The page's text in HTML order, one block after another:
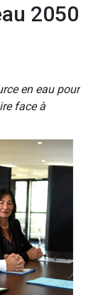
2050
en eau pour
face à